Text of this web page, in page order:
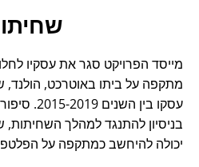
מתקפה על ביתו באוטרכט,
עסקו בין
בניסיון להתנגד למהלך
יכולה להיחשב כמתקפה על